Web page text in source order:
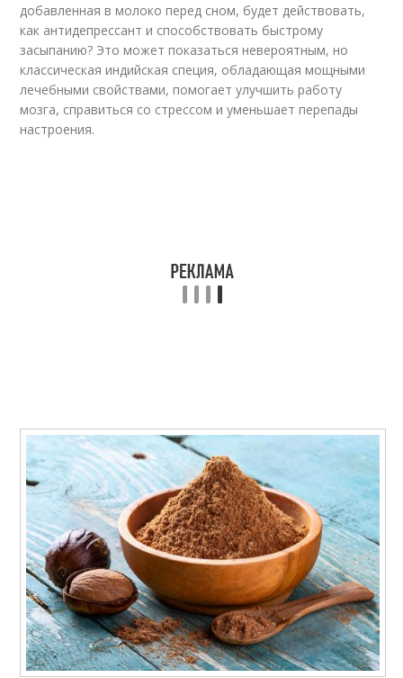
добавленная в молоко перед сном, будет действовать,
как антидепрессант и способствовать быстрому
засыпанию? Это может показаться невероятным, но
классическая индийская специя, обладающая мощными
лечебными свойствами, помогает улучшить работу
мозга, справиться со стрессом и уменьшает перепады
настроения.